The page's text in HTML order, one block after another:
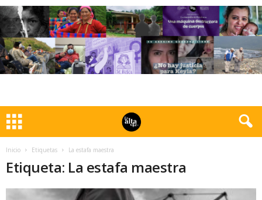
Inicio Etiquetas La estafa maestra
Etiqueta: La estafa maestra